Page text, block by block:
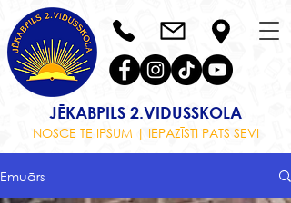
JĒKABPILS 2.VIDUSSKOLA
NOSCE TE IPSUM | IEPAZĪSTI PATS SEVI
Emuārs